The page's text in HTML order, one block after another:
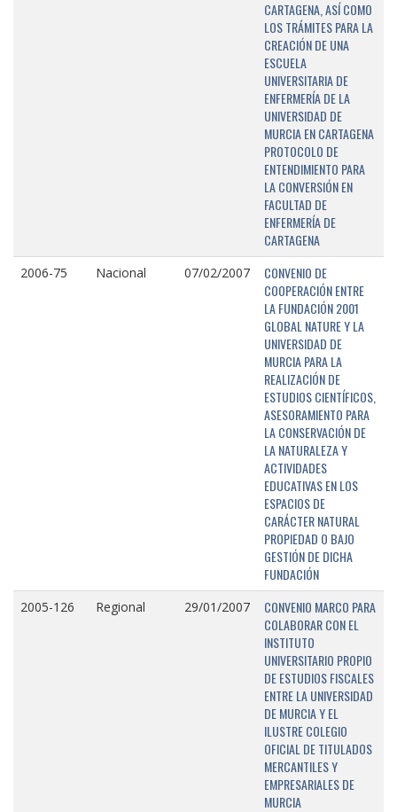
CARTAGENA, ASÍ COMO
LOS TRÁMITES PARA LA
CREACIÓN DE UNA
ESCUELA
UNIVERSITARIA DE
ENFERMERÍA DE LA
UNIVERSIDAD DE
MURCIA EN CARTAGENA
PROTOCOLO DE
ENTENDIMIENTO PARA
LA CONVERSIÓN EN
FACULTAD DE
ENFERMERÍA DE
CARTAGENA
2006-75 Nacional 07/02/2007
CONVENIO DE
COOPERACIÓN ENTRE
LA FUNDACIÓN 2001
GLOBAL NATURE Y LA
UNIVERSIDAD DE
MURCIA PARA LA
REALIZACIÓN DE
ESTUDIOS CIENTÍFICOS,
ASESORAMIENTO PARA
LA CONSERVACIÓN DE
LA NATURALEZA Y
ACTIVIDADES
EDUCATIVAS EN LOS
ESPACIOS DE
CARÁCTER NATURAL
PROPIEDAD O BAJO
GESTIÓN DE DICHA
FUNDACIÓN
2005-126 Regional 29/01/2007
CONVENIO MARCO PARA
COLABORAR CON EL
INSTITUTO
UNIVERSITARIO PROPIO
DE ESTUDIOS FISCALES
ENTRE LA UNIVERSIDAD
DE MURCIA Y EL
ILUSTRE COLEGIO
OFICIAL DE TITULADOS
MERCANTILES Y
EMPRESARIALES DE
MURCIA